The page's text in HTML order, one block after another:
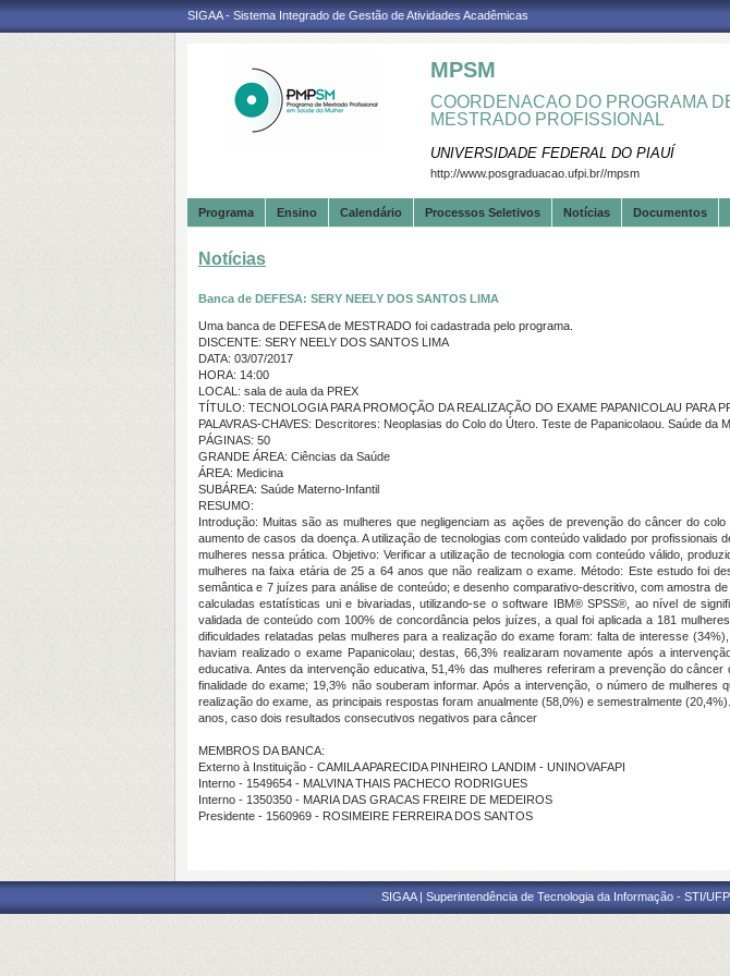
SIGAA - Sistema Integrado de Gestão de Atividades Acadêmicas
MPSM
COORDENACAO DO PROGRAMA
MESTRADO PROFISSIONAL
UNIVERSIDADE FEDERAL DO PIAUÍ
http://www.posgraduacao.ufpi.br//mpsm
Programa Ensino Calendário Processos Seletivos Notícias Documentos
Notícias
Banca de DEFESA: SERY NEELY DOS SANTOS LIMA
Uma banca de DEFESA de MESTRADO foi cadastrada pelo programa.
DISCENTE: SERY NEELY DOS SANTOS LIMA
DATA: 03/07/2017
HORA: 14:00
LOCAL: sala de aula da PREX
TÍTULO: TECNOLOGIA PARA PROMOÇÃO DA REALIZAÇÃO DO EXAME PAPANICOLAU PARA
PALAVRAS-CHAVES: Descritores: Neoplasias do Colo do Útero. Teste de Papanicolaou. Saúde da
PÁGINAS: 50
GRANDE ÁREA: Ciências da Saúde
ÁREA: Medicina
SUBÁREA: Saúde Materno-Infantil
RESUMO:
Introdução: Muitas são as mulheres que negligenciam as ações de prevenção do câncer do
aumento de casos da doença. A utilização de tecnologias com conteúdo validado por
mulheres nessa prática. Objetivo: Verificar a utilização de tecnologia com conteúdo válido,
mulheres na faixa etária de 25 a 64 anos que não realizam o exame. Método: Este estudo foi
semântica e 7 juízes para análise de conteúdo; e desenho comparativo-descritivo, com amostra
calculadas estatísticas uni e bivariadas, utilizando-se o software IBM® SPSS®, ao nível de
validada de conteúdo com 100% de concordância pelos juízes, a qual foi aplicada a 181
dificuldades relatadas pelas mulheres para a realização do exame foram: falta de interesse
haviam realizado o exame Papanicolau; destas, 66,3% realizaram novamente após a
educativa. Antes da intervenção educativa, 51,4% das mulheres referiram a prevenção do
finalidade do exame; 19,3% não souberam informar. Após a intervenção, o número de
realização do exame, as principais respostas foram anualmente (58,0%) e semestralmente
anos, caso dois resultados consecutivos negativos para câncer
MEMBROS DA BANCA:
Externo à Instituição - CAMILA APARECIDA PINHEIRO LANDIM - UNINOVAFAPI
Interno - 1549654 - MALVINA THAIS PACHECO RODRIGUES
Interno - 1350350 - MARIA DAS GRACAS FREIRE DE MEDEIROS
Presidente - 1560969 - ROSIMEIRE FERREIRA DOS SANTOS
SIGAA | Superintendência de Tecnologia da Informação - STI/